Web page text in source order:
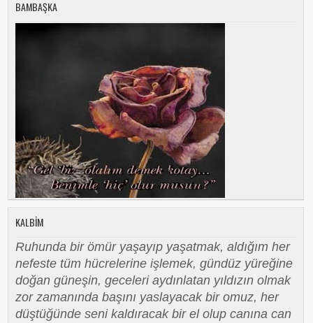
BAMBAŞKA
KALBIM
Ruhunda bir ömür yaşayıp yaşatmak, aldığım her
nefeste tüm hücrelerine işlemek, gündüz yüreğine
doğan güneşin, geceleri aydınlatan yıldızın olmak
zor zamanında başını yaslayacak bir omuz, her
düştüğünde seni kaldıracak bir el olup canına can